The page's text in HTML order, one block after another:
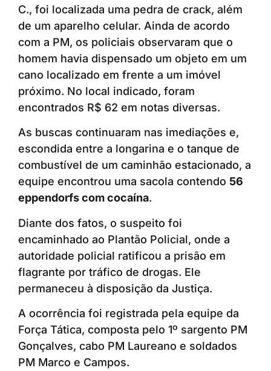
C., foi localizada uma pedra de crack, além
de um aparelho celular. Ainda de acordo
com a PM, os policiais observaram que o
homem havia dispensado um objeto em um
cano localizado em frente a um imóvel
próximo. No local indicado, foram
encontrados R$ 62 em notas diversas.
As buscas continuaram nas imediações e,
escondida entre a longarina e o tanque de
combustível de um caminhão estacionado, a
equipe encontrou uma sacola contendo 56
eppendorfs com cocaína.
Diante dos fatos, o suspeito foi
encaminhado ao Plantão Policial, onde a
autoridade policial ratificou a prisão em
flagrante por tráfico de drogas. Ele
permaneceu à disposição da Justiça.
A ocorrência foi registrada pela equipe da
Força Tática, composta pelo 1º sargento PM
Gonçalves, cabo PM Laureano e soldados
PM Marco e Campos.